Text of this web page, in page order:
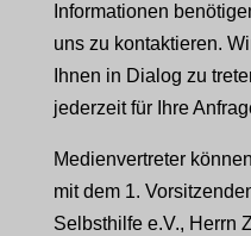
Informationen
uns zu kontaktieren.
Ihnen in Dialog zu
jederzeit für Ihre
Medienvertreter
mit dem 1.
Selbsthilfe e.V., Herrn